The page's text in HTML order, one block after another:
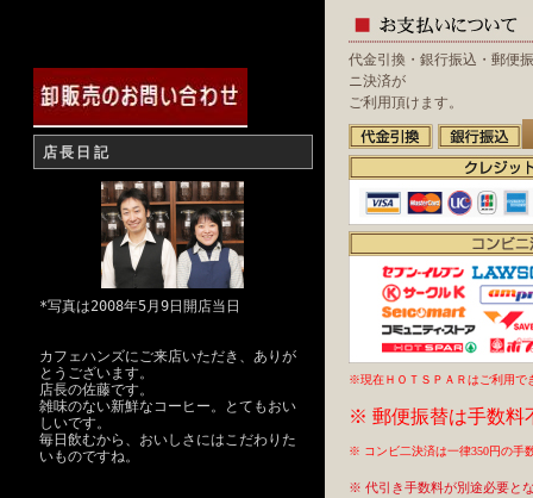
店長日記
*写真は2008年5月9日開店当日
カフェハンズにご来店いただき、ありが
とうございます。
店長の佐藤です。
雑味のない新鮮なコーヒー。とてもおい
しいです。
毎日飲むから、おいしさにはこだわりた
いものですね。
代金引換・銀行振込・郵便
ニ決済が
ご利用頂けます。
※現在ＨＯＴＳＰＡＲはご利用で
※ 郵便振替は手数料
※ コンビ二決済は一律350円の手
※ 代引き手数料が別途必要と